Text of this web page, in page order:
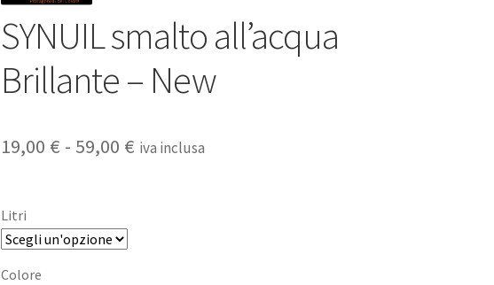
SYNUIL smalto all’acqua
Brillante – New
19,00 € - 59,00 €Fascia
iva inclusa
Litri
Colore